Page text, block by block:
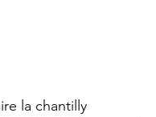
la chantilly